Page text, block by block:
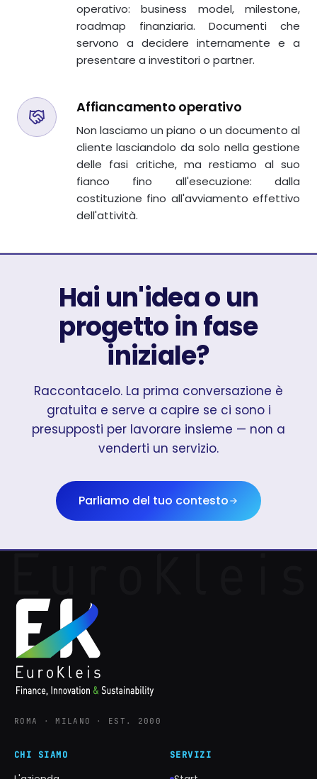
operativo: business model, milestone,
roadmap finanziaria. Documenti che
servono a decidere internamente e a
presentare a investitori o partner.
Affiancamento operativo
Non lasciamo un piano o un documento al
cliente lasciandolo da solo nella gestione
delle fasi critiche, ma restiamo al suo
fianco fino all'esecuzione: dalla
costituzione fino all'avviamento effettivo
dell'attività.
Hai un'idea o un
progetto in fase
iniziale?
Raccontacelo. La prima conversazione è
gratuita e serve a capire se ci sono i
presupposti per lavorare insieme — non a
venderti un servizio.
Parliamo del tuo contesto
ROMA · MILANO · EST. 2000
CHI SIAMO SERVIZI